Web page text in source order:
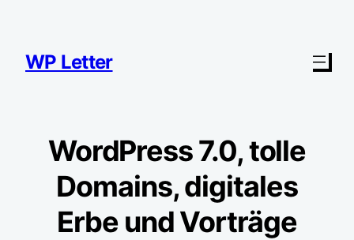
springen
WP Letter
WordPress 7.0, tolle
Domains, digitales
Erbe und Vorträge